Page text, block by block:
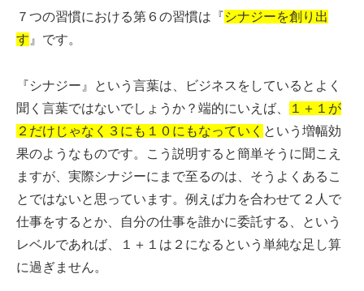
７つの習慣における第６の習慣は『シナジーを創り出
す 』です。
『シナジー』という言葉は、ビジネスをしているとよく
聞く言葉ではないでしょうか？端的にいえば、
１＋１が
２だけじゃなく３にも１０にもなっていく という増幅効
果のようなものです。こう説明すると簡単そうに聞こえ
ますが、実際シナジーにまで至るのは、そうよくあるこ
とではないと思っています。例えば力を合わせて２人で
仕事をするとか、自分の仕事を誰かに委託する、という
レベルであれば、１＋１は２になるという単純な足し算
に過ぎません。